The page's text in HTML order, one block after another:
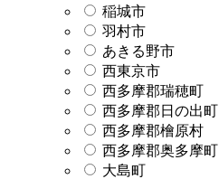
稲城市
羽村市
あきる野市
西東京市
西多摩郡瑞穂町
西多摩郡日の出町
西多摩郡檜原村
西多摩郡奥多摩町
大島町